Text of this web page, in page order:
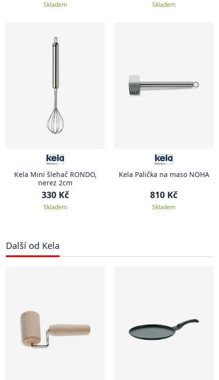
Skladem Skladem
Kela Mini šlehač RONDO,
nerez 2cm
330 Kč
Skladem
Kela Palička na maso NOHA
810 Kč
Skladem
Další od Kela